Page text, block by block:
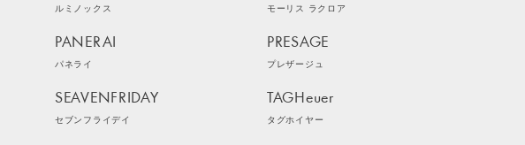
ルミノックス モーリス ラクロア
PANERAI
パネライ
PRESAGE
プレザージュ
SEAVENFRIDAY
セブンフライデイ
TAGHeuer
タグホイヤー